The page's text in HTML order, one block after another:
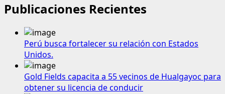
Publicaciones Recientes
Perú busca fortalecer su relación con Estados
Unidos.
Gold Fields capacita a 55 vecinos de Hualgayoc para
obtener su licencia de conducir